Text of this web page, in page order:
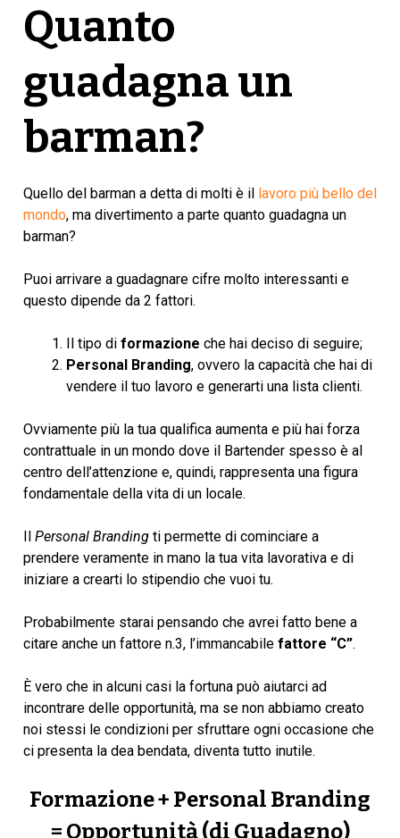
Quanto
guadagna un
barman?
Quello del barman a detta di molti è il lavoro più bello del
mondo, ma divertimento a parte quanto guadagna un
barman?
Puoi arrivare a guadagnare cifre molto interessanti e
questo dipende da 2 fattori.
Il tipo di formazione che hai deciso di seguire;
Personal Branding, ovvero la capacità che hai di
vendere il tuo lavoro e generarti una lista clienti.
Ovviamente più la tua qualifica aumenta e più hai forza
contrattuale in un mondo dove il Bartender spesso è al
centro dell’attenzione e, quindi, rappresenta una figura
fondamentale della vita di un locale.
Il Personal Brandingti permette di cominciare a
prendere veramente in mano la tua vita lavorativa e di
iniziare a crearti lo stipendio che vuoi tu.
Probabilmente starai pensando che avrei fatto bene a
citare anche un fattore n.3, l’immancabile fattore “C”.
È vero che in alcuni casi la fortuna può aiutarci ad
incontrare delle opportunità, ma se non abbiamo creato
noi stessi le condizioni per sfruttare ogni occasione che
ci presenta la dea bendata, diventa tutto inutile.
Formazione + Personal Branding
= Opportunità (di Guadagno)